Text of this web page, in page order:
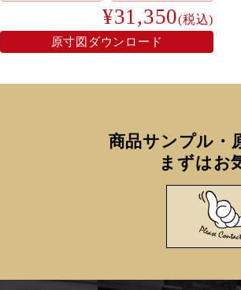
¥31,350(税込)
原寸図ダウンロード
商品サンプル・
まずはお